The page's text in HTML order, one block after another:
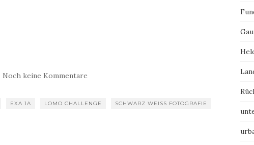
Noch keine Kommentare
EXA 1A LOMO CHALLENGE SCHWARZ WEISS FOTOGRAFIE